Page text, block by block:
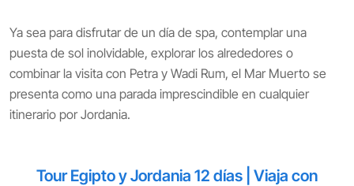
Ya sea para disfrutar de un día de spa, contemplar una
puesta de sol inolvidable, explorar los alrededores o
combinar la visita con Petra y Wadi Rum, el Mar Muerto se
presenta como una parada imprescindible en cualquier
itinerario por Jordania.
Tour Egipto y Jordania 12 días | Viaja con